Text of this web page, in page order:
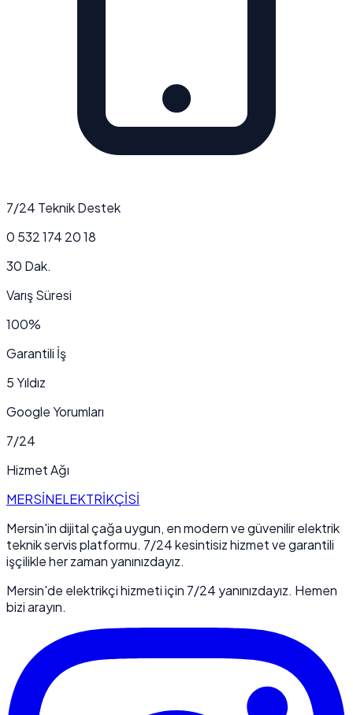
7/24 Teknik Destek
0 532 174 20 18
30 Dak.
Varış Süresi
100%
Garantili İş
5 Yıldız
Google Yorumları
7/24
Hizmet Ağı
MERSİNELEKTRİKÇİSİ
Mersin'in dijital çağa uygun, en modern ve güvenilir elektrik
teknik servis platformu. 7/24 kesintisiz hizmet ve garantili
işçilikle her zaman yanınızdayız.
Mersin'de elektrikçi hizmeti için 7/24 yanınızdayız. Hemen
bizi arayın.